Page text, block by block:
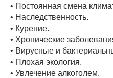
• Постоянная смена
• Наследственность.
• Курение.
• Хронические
• Вирусные и
• Плохая экология.
• Увлечение алкоголем.